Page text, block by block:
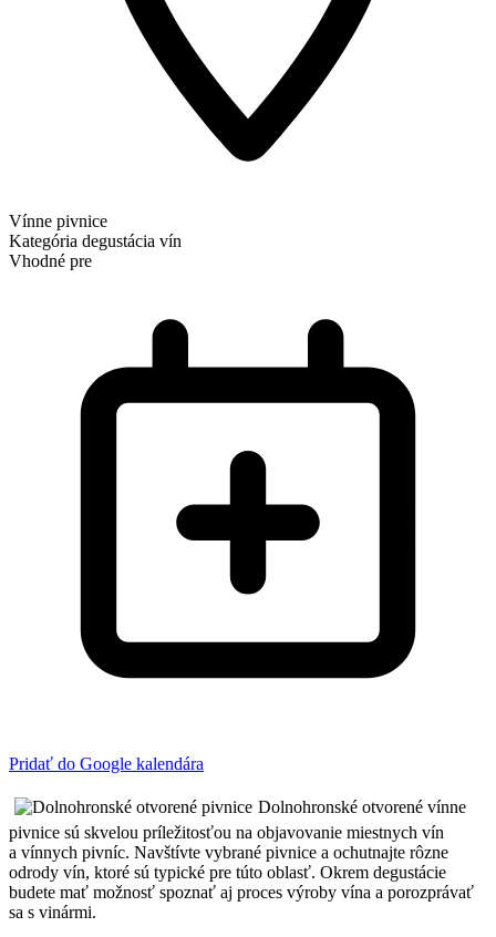
Vínne pivnice
Kategória degustácia vín
Vhodné pre
Pridať do Google kalendára
Dolnohronské otvorené vínne
pivnice sú skvelou príležitosťou na objavovanie miestnych vín
a vínnych pivníc. Navštívte vybrané pivnice a ochutnajte rôzne
odrody vín, ktoré sú typické pre túto oblasť. Okrem degustácie
budete mať možnosť spoznať aj proces výroby vína a porozprávať
sa s vinármi.